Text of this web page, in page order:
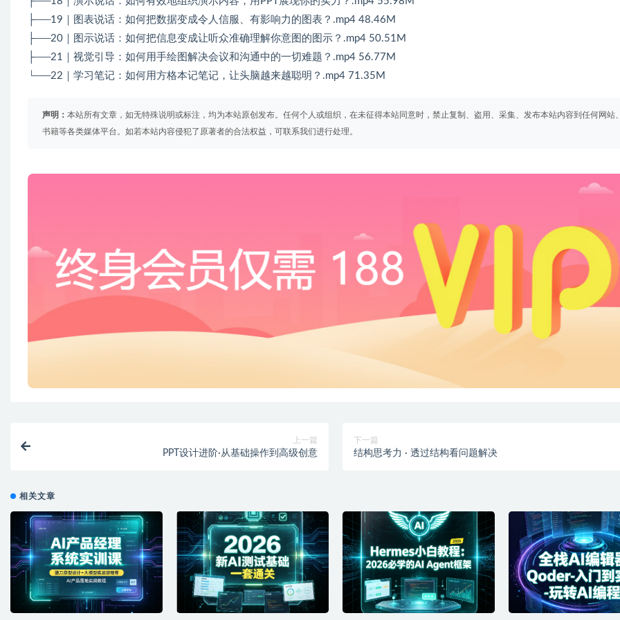
├──19｜图表说话：如何把数据变成令人信服、有影响力的图表？.mp4 48.46M
├──20｜图示说话：如何把信息变成让听众准确理解你意图的图示？.mp4 50.51M
├──21｜视觉引导：如何用手绘图解决会议和沟通中的一切难题？.mp4 56.77M
└──22｜学习笔记：如何用方格本记笔记，让头脑越来越聪明？.mp4 71.35M
声明： 本站所有文章，如无特殊说明或标注，均为本站原创发布。任何个人或组织，在未征得本站同意时，禁止复制、盗用、采集、发布本站内容到任何网站
书籍等各类媒体平台。如若本站内容侵犯了原著者的合法权益，可联系我们进行处理。
上一篇
PPT设计进阶·从基础操作到高级创意
下一篇
结构思考力 · 透过结构看问题解决
相关文章